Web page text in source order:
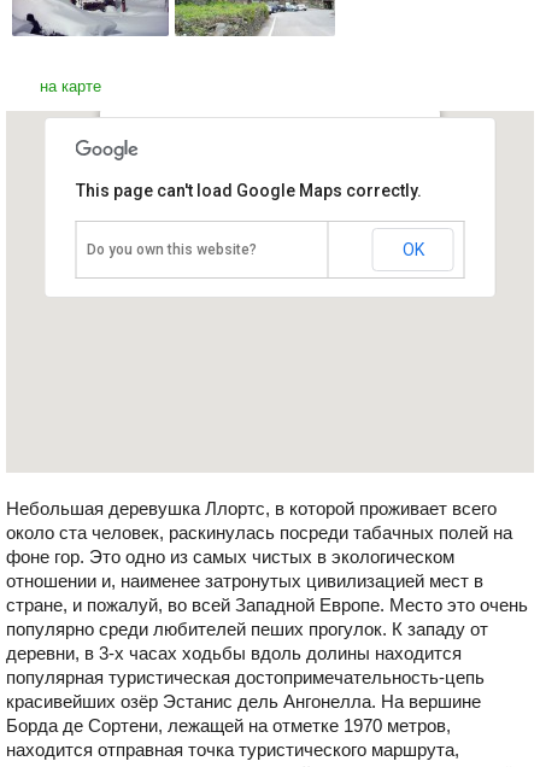
на карте
Андорра, Ордино - Аркалис
This page can't load Google Maps correctly.
Do you own this website? OK
Небольшая деревушка Ллортс, в которой проживает всего
около ста человек, раскинулась посреди табачных полей на
фоне гор. Это одно из самых чистых в экологическом
отношении и, наименее затронутых цивилизацией мест в
стране, и пожалуй, во всей Западной Европе. Место это очень
популярно среди любителей пеших прогулок. К западу от
деревни, в 3-х часах ходьбы вдоль долины находится
популярная туристическая достопримечательность-цепь
красивейших озёр Эстанис дель Ангонелла. На вершине
Борда де Сортени, лежащей на отметке 1970 метров,
находится отправная точка туристического маршрута,